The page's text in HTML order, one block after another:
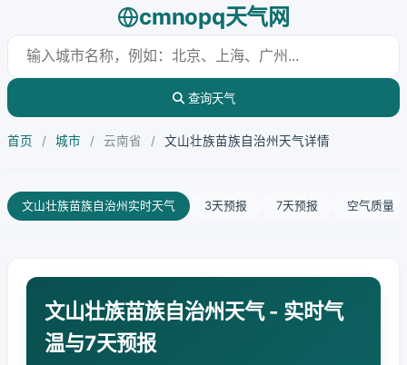
cmnopq天气网
查询天气
首页 / 城市 / 云南省 / 文山壮族苗族自治州天气详情
文山壮族苗族自治州实时天气 3天预报 7天预报 空气质量
文山壮族苗族自治州天气 - 实时气
温与7天预报